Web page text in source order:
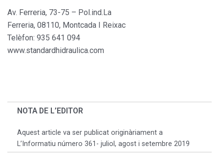
Av. Ferreria, 73-75 – Pol.ind.La
Ferreria, 08110, Montcada I Reixac
Telèfon: 935 641 094
www.standardhidraulica.com
NOTA DE L’EDITOR
Aquest article va ser publicat originàriament a
L’Informatiu número 361- juliol, agost i setembre 2019